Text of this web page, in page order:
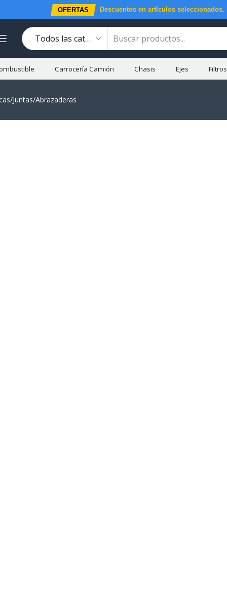
OFERTAS Descuentos en artículos seleccionados.
Carrocería Camión Chasis Ejes Filtros
Juntas/Abrazaderas